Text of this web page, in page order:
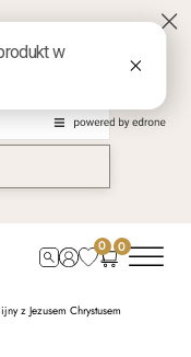
0 0
z Jezusem Chrystusem